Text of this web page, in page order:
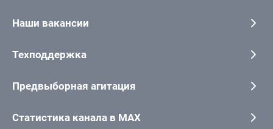
Наши вакансии
Техподдержка
Предвыборная агитация
Статистика канала в MAX